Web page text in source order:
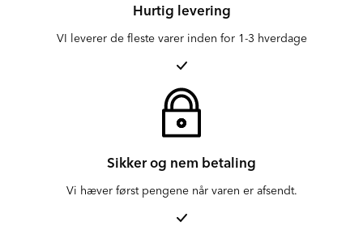
Hurtig levering
VI leverer de fleste varer inden for 1-3 hverdage
Sikker og nem betaling
Vi hæver først pengene når varen er afsendt.